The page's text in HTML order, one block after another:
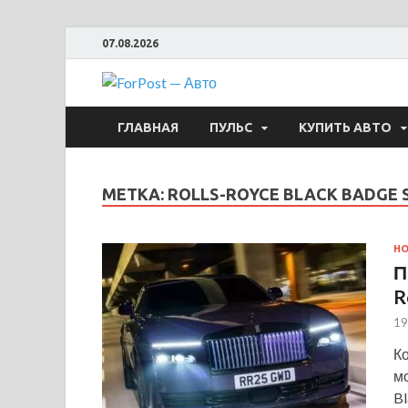
07.08.2026
ForPost —
ГЛАВНАЯ ПУЛЬС КУПИТЬ АВТО
МЕТКА: ROLLS-ROYCE BLACK BADGE